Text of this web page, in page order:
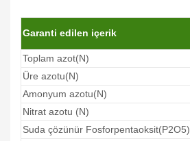
Garanti edilen içerik
Toplam azot(N)
Üre azotu(N)
Amonyum azotu(N)
Nitrat azotu (N)
Suda çözünür Fosforpentaoksit(P2O5)